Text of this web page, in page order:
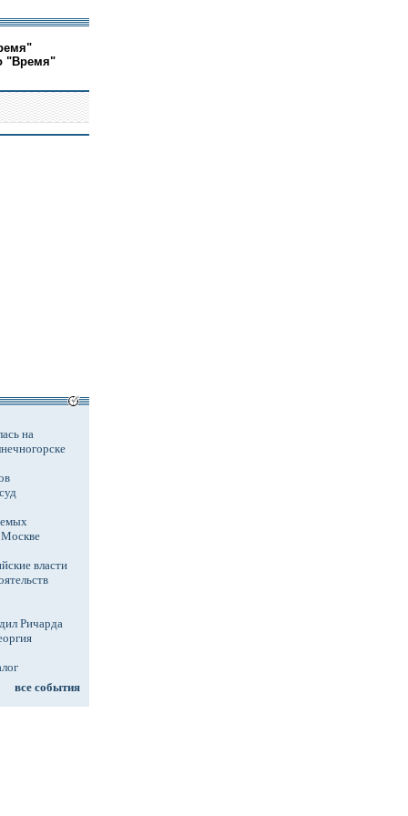
"Время"
на
Москве
власти
Ричарда
все события